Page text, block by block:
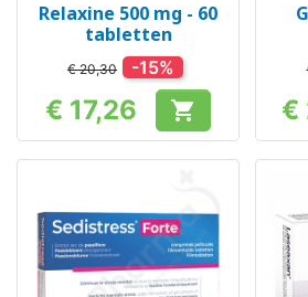
Relaxine 500 mg - 60
tabletten
€ 20,30 -15%
Prijs
€ 17,26  €